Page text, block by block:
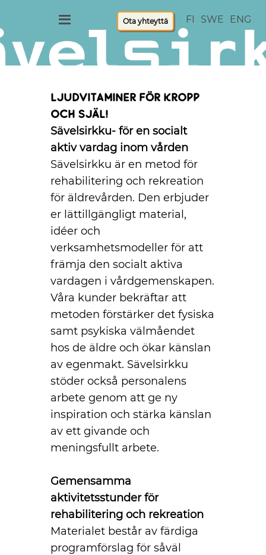
Ota yhteyttä FI SWE ENG
Ljudvitaminer för kropp
och själ!
Sävelsirkku- för en socialt
aktiv vardag inom vården
Sävelsirkku är en metod för
rehabilitering och rekreation
för äldrevården. Den erbjuder
er lättillgängligt material,
idéer och
verksamhetsmodeller för att
främja den socialt aktiva
vardagen i vårdgemenskapen.
Våra kunder bekräftar att
metoden förstärker det fysiska
samt psykiska välmåendet
hos de äldre och ökar känslan
av egenmakt. Sävelsirkku
stöder också personalens
arbete genom att ge ny
inspiration och stärka känslan
av ett givande och
meningsfullt arbete.
Gemensamma
aktivitetsstunder för
rehabilitering och rekreation
Materialet består av färdiga
programförslag för såväl